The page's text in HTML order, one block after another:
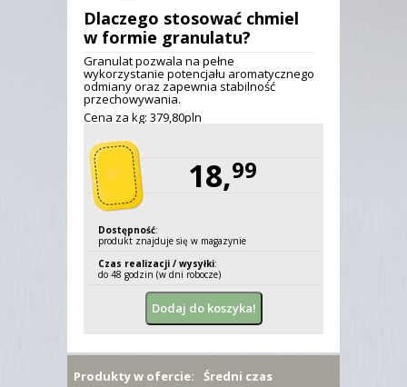
Dlaczego stosować chmiel
w formie granulatu?
Granulat pozwala na pełne
wykorzystanie potencjału aromatycznego
odmiany oraz zapewnia stabilność
przechowywania.
Cena za kg: 379,80pln
18,99
Dostępność:
produkt znajduje się w magazynie
Czas realizacji / wysyłki:
do 48 godzin (w dni robocze)
Produkty w ofercie:
Średni czas